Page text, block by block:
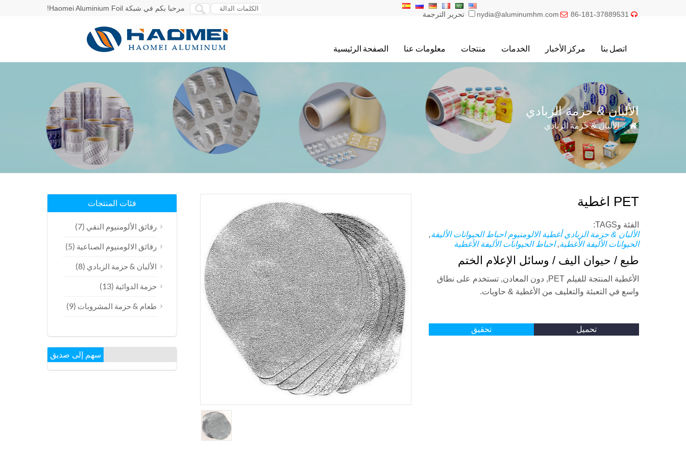
مرحبا بكم في شبكة Haomei Aluminium Foil!

86-181-37889531

nydia@aluminumhm.com تحرير الترجمة
الصفحة الرئيسية معلومات عنا منتجات الخدمات مركز الأخبار اتصل بنا
الألبان & حزمة الزبادي

»الألبان & حزمة الزبادي
PET اغطية
الفئة وTAGS:
الألبان & حزمة الزبادي أغطية الالومنيوم احباط الحيوانات الأليفة,
الحيوانات الأليفة الأغطية,احباط الحيوانات الأليفة الأغطية
طبع / حيوان اليف / وسائل الإعلام الختم
الأغطية المنتجة للفيلم PET, دون المعادن, تستخدم على نطاق
واسع في التعبئة والتغليف من الأغطية & حاويات.
تحميل تحقيق
فئات المنتجات
رقائق الألومنيوم النقي (7)
رقائق الالومنيوم الصناعية (5)
الألبان & حزمة الزبادي (8)
حزمة الدوائية (13)
طعام & حزمة المشروبات (9)
سهم إلى صديق